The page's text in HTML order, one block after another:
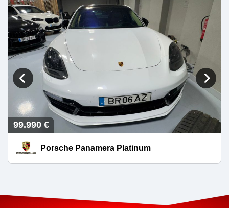
99.990 €
Porsche Panamera Platinum